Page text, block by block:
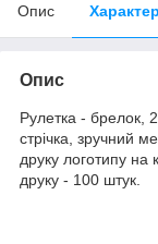
Опис
Опис
Рулетка - брелок,
стрічка, зручний
друку логотипу на
друку - 100 штук.